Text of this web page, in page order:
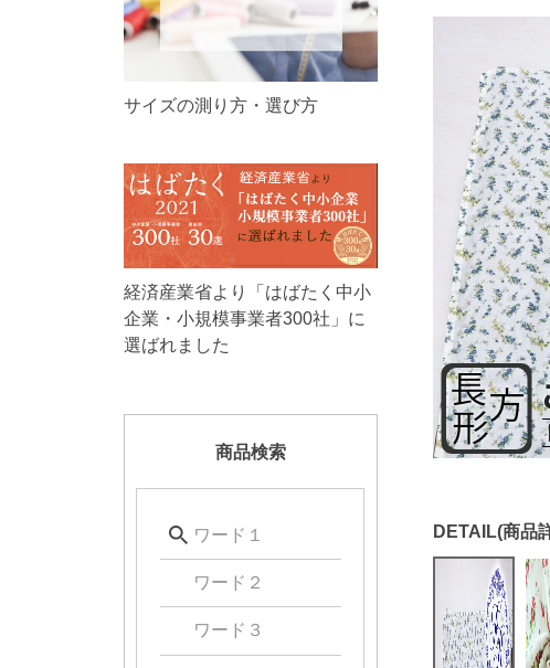
サイズの測り方・選び方
経済産業省より「はばたく中小
企業・小規模事業者300社」に
選ばれました
商品検索